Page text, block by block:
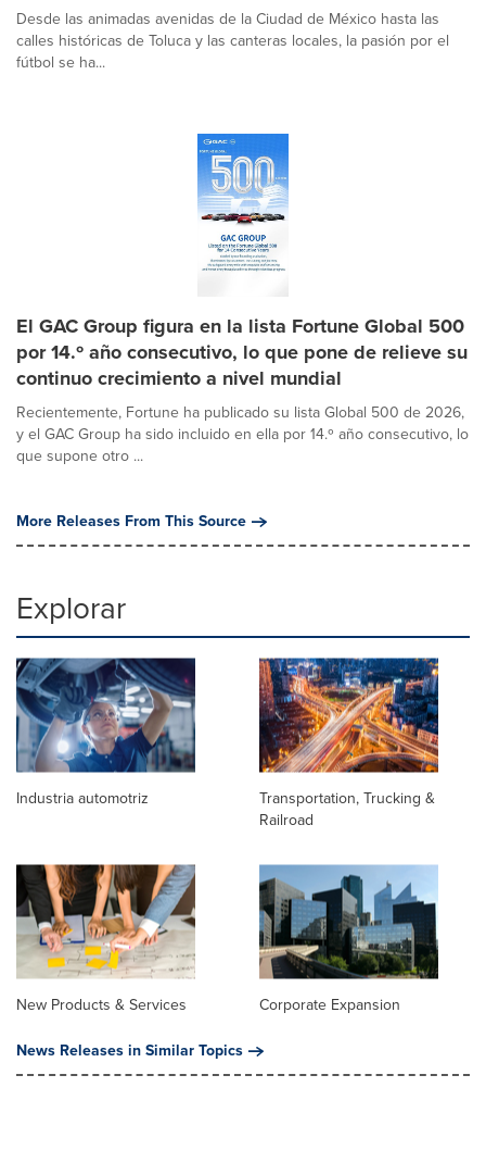
Desde las animadas avenidas de la Ciudad de México hasta las
calles históricas de Toluca y las canteras locales, la pasión por el
fútbol se ha...
El GAC Group figura en la lista Fortune Global 500
por 14.º año consecutivo, lo que pone de relieve su
continuo crecimiento a nivel mundial
Recientemente, Fortune ha publicado su lista Global 500 de 2026,
y el GAC Group ha sido incluido en ella por 14.º año consecutivo, lo
que supone otro ...
More Releases From This Source
Explorar
Industria automotriz
Transportation, Trucking &
Railroad
New Products & Services
Corporate Expansion
News Releases in Similar Topics